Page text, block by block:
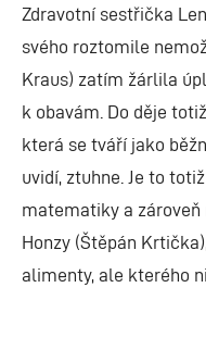
Zdravotní sestřička
svého roztomile
Kraus) zatím žárlila
k obavám. Do děje
která se tváří jako
uvidí, ztuhne. Je to
matematiky a
Honzy (Štěpán
alimenty, ale kterého